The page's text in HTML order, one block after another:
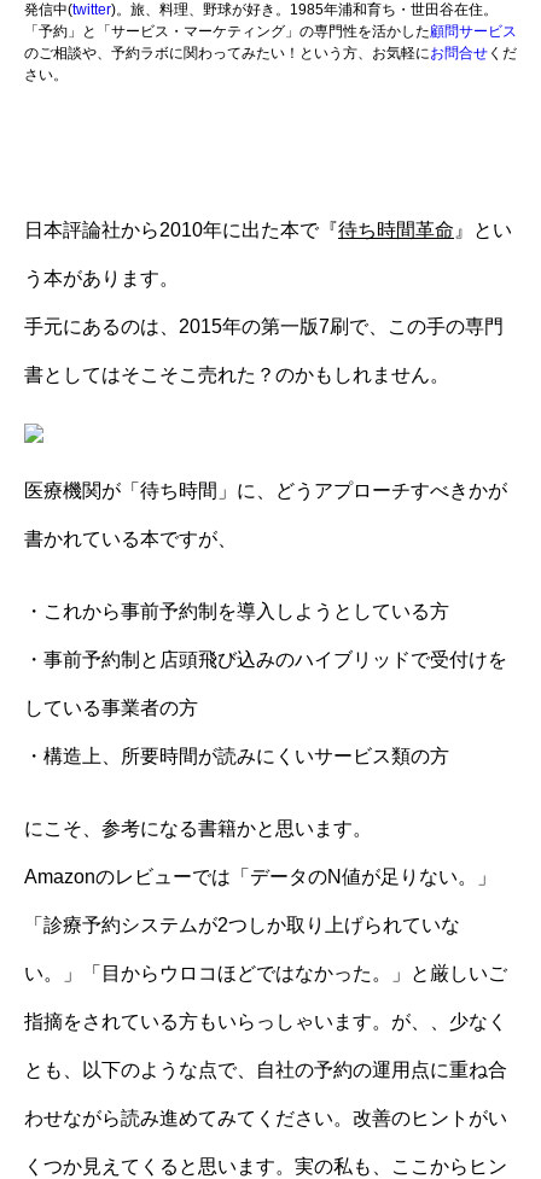
発信中(twitter)。旅、料理、野球が好き。1985年浦和育ち・世田谷在住。
「予約」と「サービス・マーケティング」の専門性を活かした顧問サービス
のご相談や、予約ラボに関わってみたい！という方、お気軽にお問合せ くだ
さい。
日本評論社から2010年に出た本で『待ち時間革命 』とい
う本があります。
手元にあるのは、2015年の第一版7刷で、この手の専門
書としてはそこそこ売れた？のかもしれません。
医療機関が「待ち時間」に、どうアプローチすべきかが
書かれている本ですが、
・これから事前予約制を導入しようとしている方
・事前予約制と店頭飛び込みのハイブリッドで受付けを
している事業者の方
・構造上、所要時間が読みにくいサービス類の方
にこそ、参考になる書籍かと思います。
Amazonのレビューでは「データのN値が足りない。」
「診療予約システムが2つしか取り上げられていな
い。」「目からウロコほどではなかった。」と厳しいご
指摘をされている方もいらっしゃいます。が、、少なく
とも、以下のような点で、自社の予約の運用点に重ね合
わせながら読み進めてみてください。改善のヒントがい
くつか見えてくると思います。実の私も、ここからヒン